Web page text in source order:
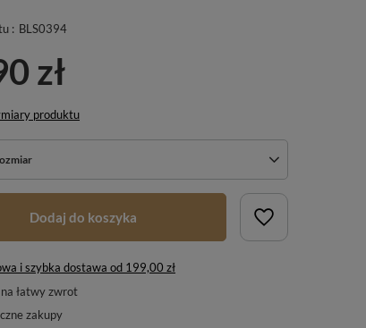
: BLS0394
zł
produktu
Dodaj do koszyka
i szybka dostawa od 199,00 zł
łatwy zwrot
zakupy